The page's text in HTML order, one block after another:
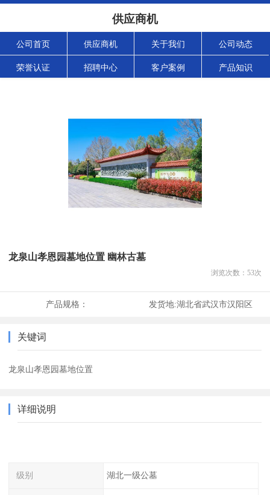
供应商机
公司首页 供应商机 关于我们 公司动态
荣誉认证 招聘中心 客户案例 产品知识
龙泉山孝恩园墓地位置 幽林古墓
浏览次数： 53次
产品规格： 发货地:湖北省武汉市汉阳区
关键词
龙泉山孝恩园墓地位置
详细说明
级别 湖北一级公墓